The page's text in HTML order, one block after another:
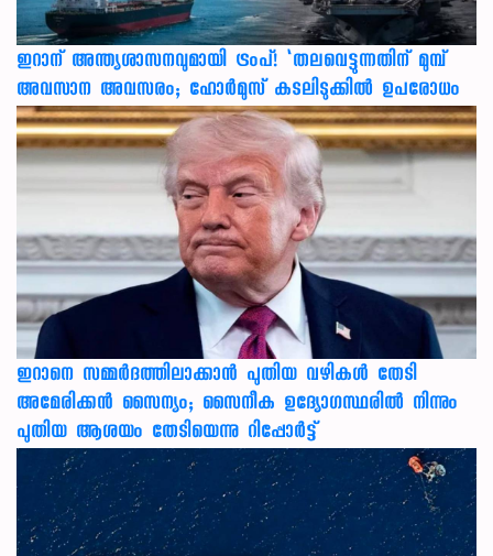
ഇറാന് അന്ത്യശാസനവുമായി ട്രംപ്! ‘തലവെട്ടുന്നതിന് മുമ്പ്
അവസാന അവസരം; ഹോർമുസ് കടലിടുക്കിൽ ഉപരോധം
ഇറാനെ സമ്മര്‍ദത്തിലാക്കാന്‍ പുതിയ വഴികള്‍ തേടി
അമേരിക്കന്‍ സൈന്യം; സൈനീക ഉദ്യോഗസ്ഥരില്‍ നിന്നും
പുതിയ ആശയം തേടിയെന്നു റിപ്പോര്‍ട്ട്